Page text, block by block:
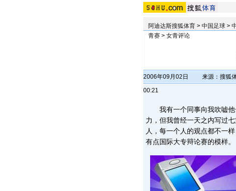
阿迪达斯搜狐体育 > 中国足球 >
青赛 > 女青评论
2006年09月02日
00:21
来源：搜狐
我有一个同事向我吹嘘他
力，但我曾经一天之内写过
人，每一个人的观点都不一
有点国际大专辩论赛的模样。